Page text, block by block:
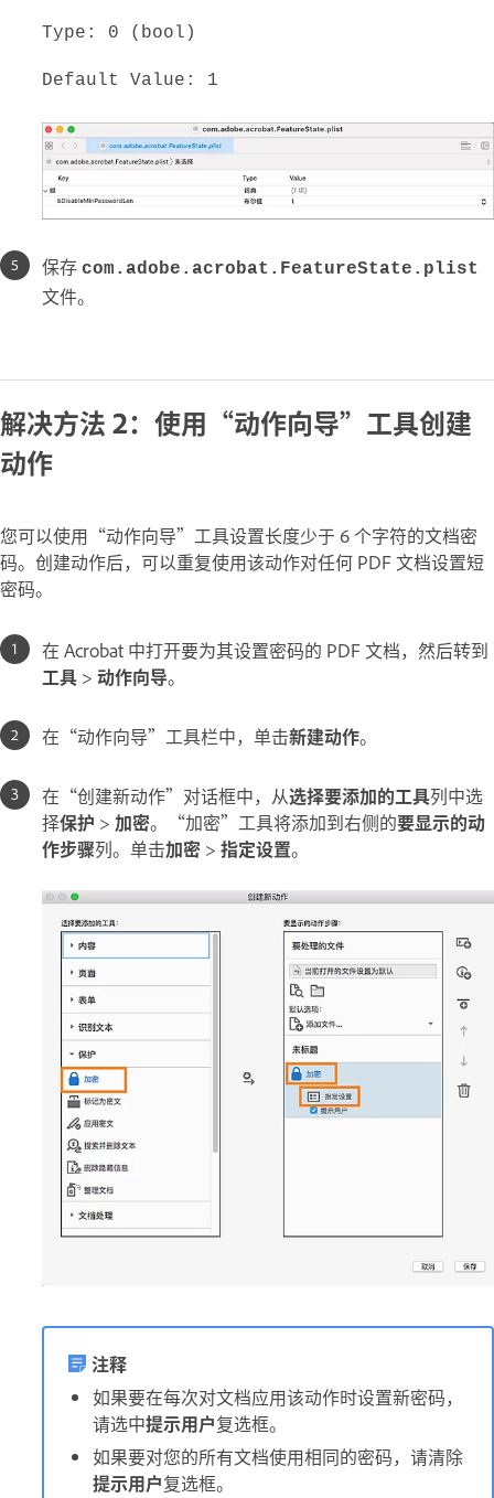
Type: 0 (bool)
Default Value: 1
保存 com.adobe.acrobat.FeatureState.plist
文件。
解决方法 2：使用“动作向导”工具创建
动作
您可以使用“动作向导”工具设置长度少于 6 个字符的文档密
码。创建动作后，可以重复使用该动作对任何 PDF 文档设置短
密码。
在 Acrobat 中打开要为其设置密码的 PDF 文档，然后转到
工具 > 动作向导。
在“动作向导”工具栏中，单击新建动作。
在“创建新动作”对话框中，从选择要添加的工具列中选
择保护 > 加密。“加密”工具将添加到右侧的要显示的动
作步骤列。单击加密 > 指定设置。
注释
如果要在每次对文档应用该动作时设置新密码，
请选中提示用户复选框。
如果要对您的所有文档使用相同的密码，请清除
提示用户复选框。